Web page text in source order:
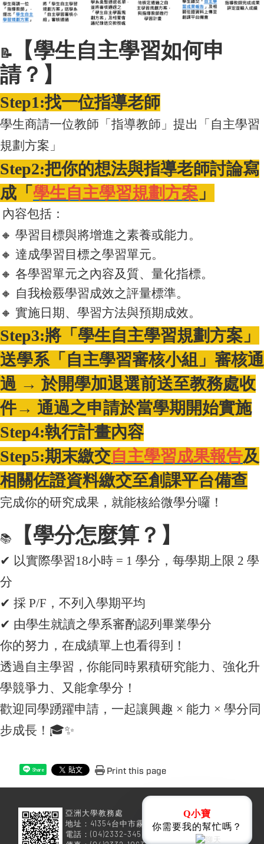
📝
【學生自主學習如何申
請？】
Step1:找一位指導老師
學生商請一位教師「指導教師」提出「自主學習
規劃方案」
Step2:把你的想法與指導老師討論寫
成「 學生自主學習規劃方案 」
內容包括：
🔸 學習目標與將增進之素養或能力。
🔸 達成學習目標之學習單元。
🔸 各學習單元之內容及質、量化指標。
🔸 自我檢覈學習成效之評量標準。
🔸 實施日期、學習方法與預期成效。
Step3:將「學生自主學習規劃方案」
送學系「 自主學習審核小組」審核通
過 → 於開學加退選前送至教務處收
件→ 通過之申請於當學期開始實施
Step4:執行計畫內容
Step5:期末繳交自主學習成果報告及
相關佐證資料繳交至創課平台備查
完成你的研究成果，就能核給微學分囉！
📚 【學分怎麼算？】
✔ 以實際學習18小時 = 1 學分，每學期上限 2 學
分
✔ 採 P/F，不列入學期平均
✔ 由學生就讀之學系審酌認列畢業學分
你的努力，在成績單上也看得到！
透過自主學習，你能同時累積研究能力、強化升
學競爭力、
又能拿學分！
歡迎同學踴躍申請，一起讓興趣 × 能力 × 學分同
步成長 ！ 🎓✨
Share Print this page
亞洲大學教務處
地址：41354台中市霧峰區柳豐路500號
電話：(04)2332-3456
Q小寶
你需要我的幫忙嗎？